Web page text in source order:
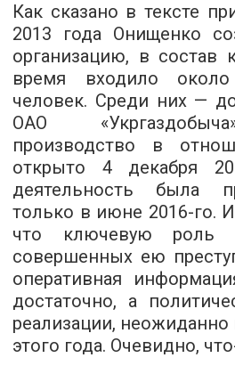
Как сказано в тексте
2013 года Онищенко
организацию, в состав
время входило
человек. Среди них —
ОАО
производство в
открыто 4 декабря
деятельность была
только в июне 2016-го.
что ключевую роль
совершенных ею
оперативная
достаточно, а
реализации,
этого года. Очевидно,